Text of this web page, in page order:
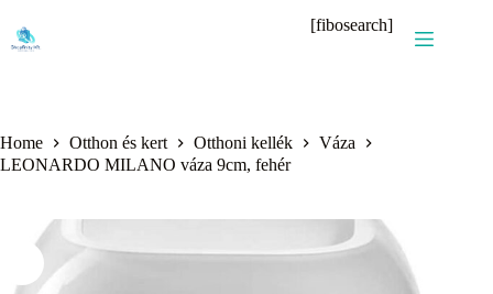
content
[fibosearch]
Home Otthon és kert Otthoni kellék
Váza
LEONARDO MILANO váza 9cm, fehér